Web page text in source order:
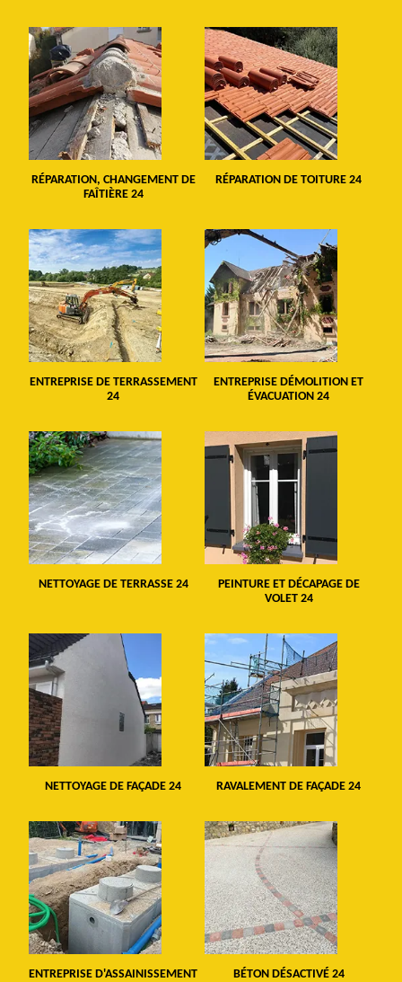
RÉPARATION, CHANGEMENT DE
FAÎTIÈRE 24
RÉPARATION DE TOITURE 24
ENTREPRISE DE TERRASSEMENT
24
ENTREPRISE DÉMOLITION ET
ÉVACUATION 24
NETTOYAGE DE TERRASSE 24
PEINTURE ET DÉCAPAGE DE
VOLET 24
NETTOYAGE DE FAÇADE 24 RAVALEMENT DE FAÇADE 24
ENTREPRISE D'ASSAINISSEMENT BÉTON DÉSACTIVÉ 24